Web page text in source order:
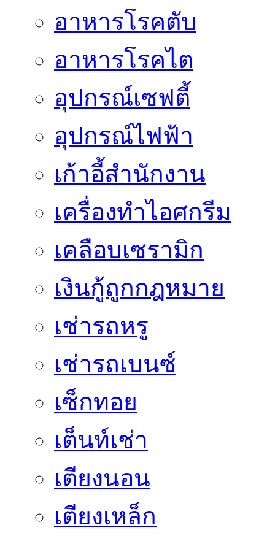
อาหารโรคตับ
อาหารโรคไต
อุปกรณ์เซฟตี้
อุปกรณ์ไฟฟ้า
เก้าอี้สำนักงาน
เครื่องทำไอศกรีม
เคลือบเซรามิก
เงินกู้ถูกกฎหมาย
เช่ารถหรู
เช่ารถเบนซ์
เซ็กทอย
เต็นท์เช่า
เตียงนอน
เตียงเหล็ก